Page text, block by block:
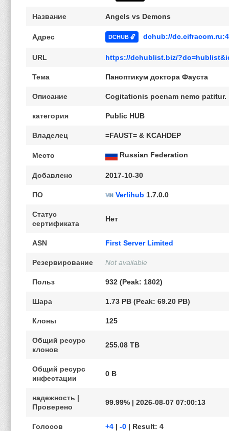
Название Angels vs Demons
Адрес DCHUB 🔓 dchub://
URL https://dchublist.biz/
Тема Паноптикум доктора Фауста
Описание Cogitationis poenam nemo patitur.
категория Public HUB
Владелец =FAUST= & KCAHDEP
Место Russian Federation
Добавлено 2017-10-30
ПО Verlihub 1.7.0.0
Статус
сертификата
Нет
ASN First Server Limited
Резервирование Not available
Польз 932 (Peak: 1802)
Шара 1.73 PB (Peak: 69.20 PB)
Клоны 125
Общий ресурс
клонов
255.08 TB
Общий ресурс
инфестации
0 B
надежность |
Проверено
99.99% | 2026-08-07 07:00:13
Голосов +4 | -0 | Result: 4